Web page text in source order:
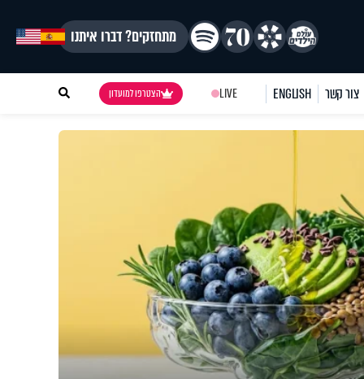
מתחזקים? דברו איתנו
צור קשר ENGLISH
LIVE הצטרפו למועדון